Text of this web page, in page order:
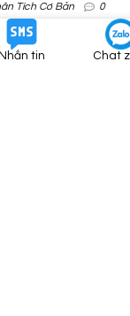
Tích Cơ Bản 0
Nhắn tin Chat